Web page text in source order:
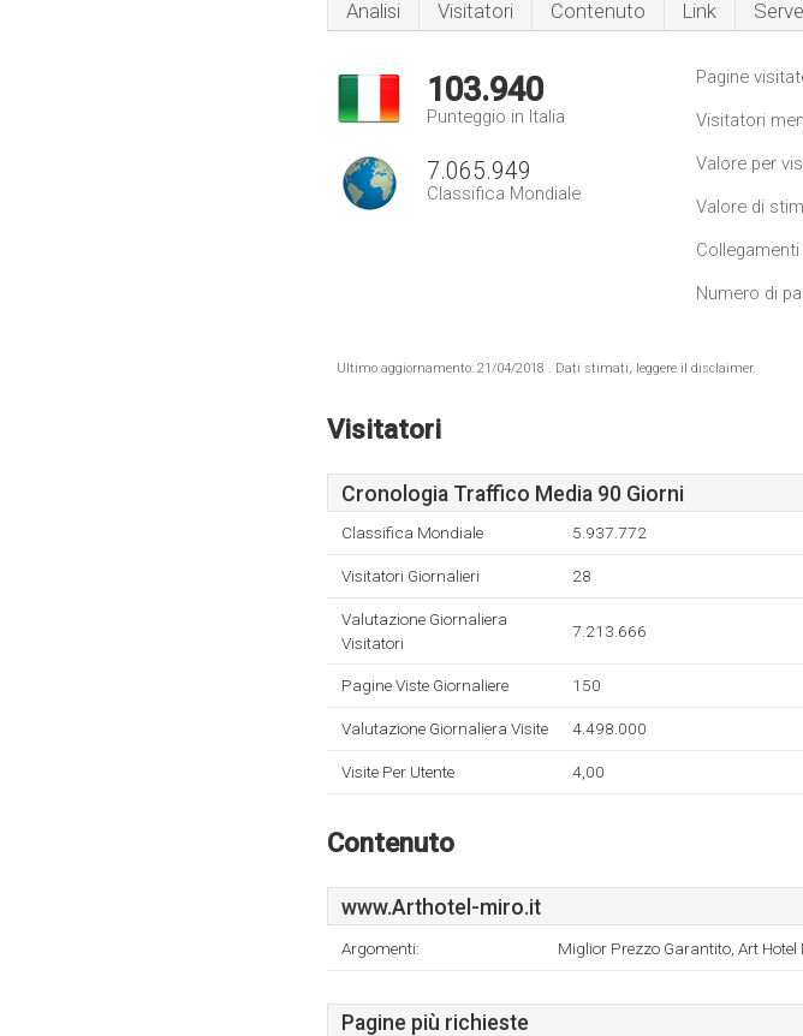
Analisi Visitatori Contenuto Link
103.940
Punteggio in Italia
7.065.949
Classifica Mondiale
Pagine
Visitatori
Valore per
Valore di
Numero di
Ultimo aggiornamento: 21/04/2018 . Dati stimati, leggere il disclaimer.
Visitatori
Cronologia Traffico Media 90 Giorni
Classifica Mondiale 5.937.772
Visitatori Giornalieri 28
Valutazione Giornaliera
Visitatori
7.213.666
Pagine Viste Giornaliere 150
Valutazione Giornaliera Visite 4.498.000
Visite Per Utente 4,00
Contenuto
www.Arthotel-miro.it
Argomenti: Miglior Prezzo Garantito, Art
Pagine più richieste